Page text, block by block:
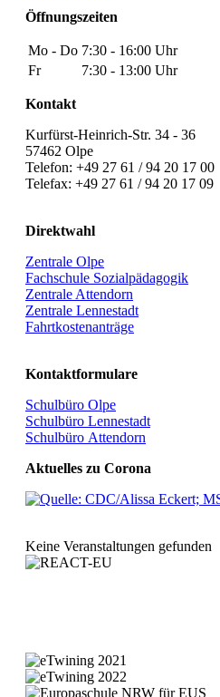
Öffnungszeiten
Mo - Do 7:30 - 16:00 Uhr
Fr
7:30 - 13:00 Uhr
Kontakt
Kurfürst-Heinrich-Str. 34 - 36
57462 Olpe
Telefon: +49 27 61 / 94 20 17 00
Telefax: +49 27 61 / 94 20 17 09
Direktwahl
Zentrale Olpe
Fachschule Sozialpädagogik
Zentrale Attendorn
Zentrale Lennestadt
Fahrtkostenanträge
Kontaktformulare
Schulbüro Olpe
Schulbüro Lennestadt
Schulbüro Attendorn
Aktuelles zu Corona
Keine Veranstaltungen gefunden